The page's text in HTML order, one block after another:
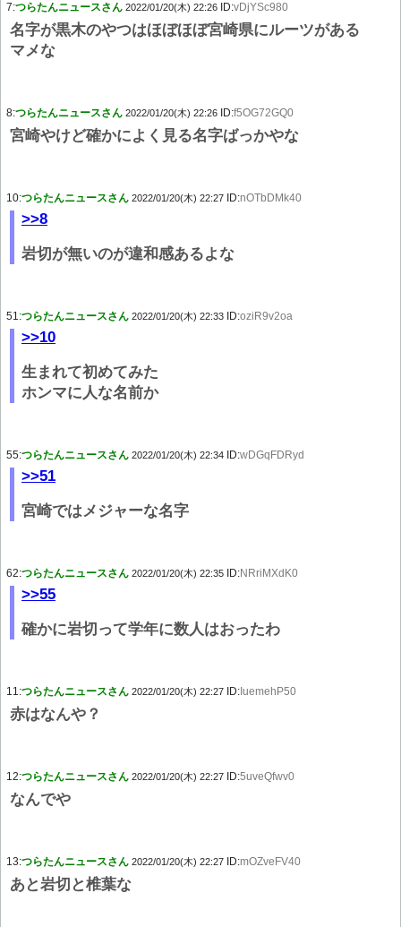
7:つらたんニュースさん 2022/01/20(木) 22:26 ID:vDjYSc980
名字が黒木のやつはほぼほぼ宮崎県にルーツがある
マメな
8:つらたんニュースさん 2022/01/20(木) 22:26 ID:f5OG72GQ0
宮崎やけど確かによく見る名字ばっかやな
10:つらたんニュースさん 2022/01/20(木) 22:27 ID:nOTbDMk40
>>8
岩切が無いのが違和感あるよな
51:つらたんニュースさん 2022/01/20(木) 22:33 ID:oziR9v2oa
>>10
生まれて初めてみた
ホンマに人な名前か
55:つらたんニュースさん 2022/01/20(木) 22:34 ID:wDGqFDRyd
>>51
宮崎ではメジャーな名字
62:つらたんニュースさん 2022/01/20(木) 22:35 ID:NRriMXdK0
>>55
確かに岩切って学年に数人はおったわ
11:つらたんニュースさん 2022/01/20(木) 22:27 ID: IuemehP50
赤はなんや？
12:つらたんニュースさん 2022/01/20(木) 22:27 ID:5uveQfwv0
なんでや
13:つらたんニュースさん 2022/01/20(木) 22:27 ID:mOZveFV40
あと岩切と椎葉な